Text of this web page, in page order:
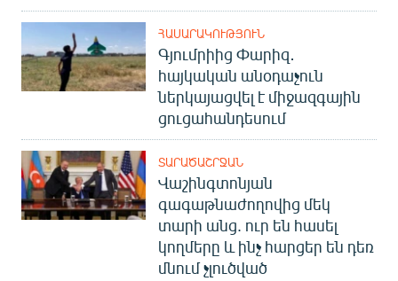
ՀԱՍԱՐԱԿՈՒԹՅՈՒՆ
Գյումրիից Փարիզ․
հայկական անօդաչուն
ներկայացվել է միջազգային
ցուցահանդեսում
ՏԱՐԱԾԱՇՐՋԱՆ
Վաշինգտոնյան
գագաթնաժողովից մեկ
տարի անց. ուր են հասել
կողմերը և ինչ հարցեր են դեռ
մնում չլուծված